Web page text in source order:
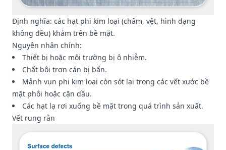
Định nghĩa: các hạt phi kim loại (chấm, vệt, hình dạng
không đều) khảm trên bề mặt.
Nguyên nhân chính:
Thiết bị hoặc môi trường bị ô nhiễm.
Chất bôi trơn cán bị bẩn.
Mảnh vụn phi kim loại còn sót lại trong các vết xước bề
mặt phôi hoặc cặn dầu.
Các hạt lạ rơi xuống bề mặt trong quá trình sản xuất.
Vết rung rằn